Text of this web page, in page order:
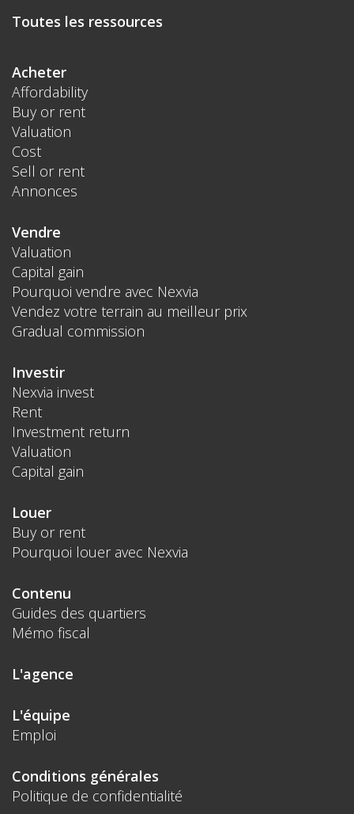
Toutes les ressources
Acheter
Affordability
Buy or rent
Valuation
Cost
Sell or rent
Annonces
Vendre
Valuation
Capital gain
Pourquoi vendre avec Nexvia
Vendez votre terrain au meilleur prix
Gradual commission
Investir
Nexvia invest
Rent
Investment return
Valuation
Capital gain
Louer
Buy or rent
Pourquoi louer avec Nexvia
Contenu
Guides des quartiers
Mémo fiscal
L'agence
L'équipe
Emploi
Conditions générales
Politique de confidentialité